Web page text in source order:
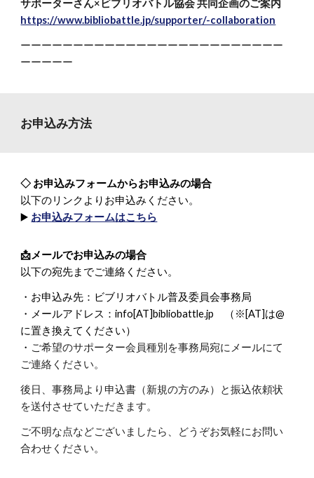
サポーターさん×ビブリオバトル協会 共同企画のご案内
https://www.bibliobattle.jp/supporter/-collaboration
ーーーーーーーーーーーーーーーーーーーーーーーーー
ーーーーー
お申込み方法
◇ お申込みフォームからお申込みの場合
以下のリンクよりお申込みください。
▶️ お申込みフォームはこちら
📩メールでお申込みの場合
以下の宛先までご連絡ください。
・お申込み先：ビブリオバトル普及委員会事務局
・メールアドレス：info[AT]bibliobattle.jp （※[AT]は@
に置き換えてください）
・ ご希望のサポーター会員種別を事務局宛にメールにて
ご連絡ください。
後日、事務局より申込書（新規の方のみ）と振込依頼状
を送付させていただきます。
ご不明な点などございましたら、どうぞお気軽にお問い
合わせください。